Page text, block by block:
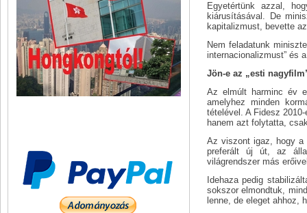
Egyetértünk azzal,
kiárusításával. De
kapitalizmust, bevette
Nem feladatunk
internacionalizmust” és
Jön-e az „esti
Az elmúlt harminc év
amelyhez minden
tételével. A Fidesz
hanem azt folytatta,
Az viszont igaz, hogy a
preferált új út, az
világrendszer más
Idehaza pedig
sokszor elmondtuk,
lenne, de eleget ahhoz,